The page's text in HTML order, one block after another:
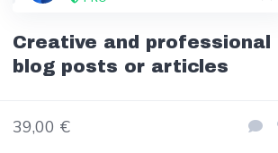
Creative and professional
blog posts or articles
39,00 €